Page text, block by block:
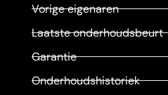
Vorige eigenaren
Laatste onderhoudsbeurt
Garantie
Onderhoudshistoriek